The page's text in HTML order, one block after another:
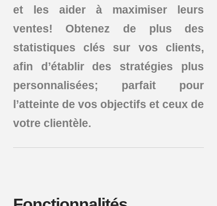
et les aider à maximiser leurs
ventes! Obtenez de plus des
statistiques clés sur vos clients,
afin d’établir des stratégies plus
personnalisées; parfait pour
l’atteinte de vos objectifs et ceux de
votre clientèle.